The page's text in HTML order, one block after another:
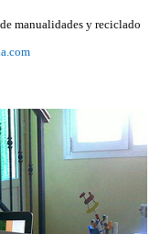
manualidades y reciclado